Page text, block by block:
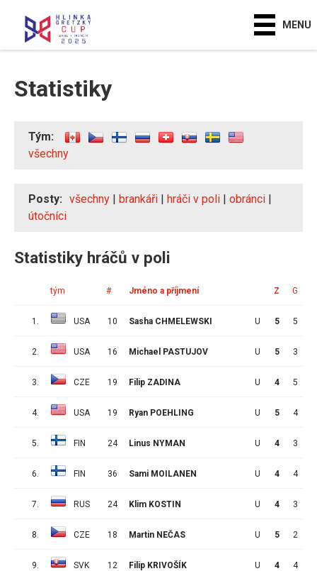
MENU
Statistiky
Tým:
všechny
Posty: všechny | brankáři | hráči v poli | obránci |
útočníci
Statistiky hráčů v poli
tým # Jméno a příjmení Z G
1. USA 10 Sasha CHMELEWSKI U 5 5
2. USA 16 Michael PASTUJOV U 5 3
3. CZE 19 Filip ZADINA U 4 5
4. USA 19 Ryan POEHLING U 5 4
5. FIN 24 Linus NYMAN U 4 3
6. FIN 36 Sami MOILANEN U 4 4
7. RUS 24 Klim KOSTIN U 4 3
8. CZE 18 Martin NEČAS U 5 2
9. SVK 12 Filip KRIVOŠÍK U 4 4